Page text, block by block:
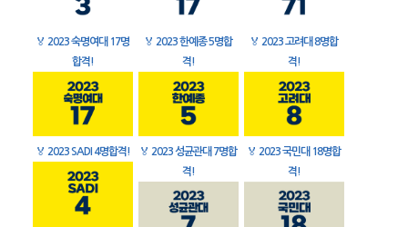
🏅 2023 숙명여대 17명
합격!
🏅 2023 한예종 5명합
격!
🏅 2023 고려대 8명합
격!
🏅 2023 SADI 4명합격! 🏅 2023 성균관대 7명합
격!
🏅 2023 국민대 18명합
격!